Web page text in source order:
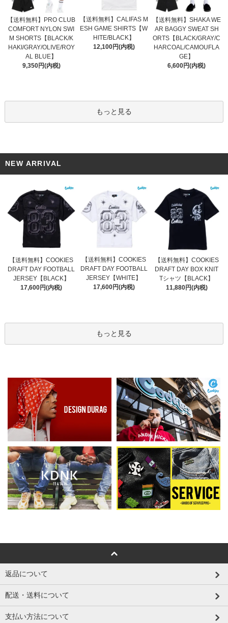
【送料無料】PRO CLUB
COMFORT NYLON SWI
M SHORTS【BLACK/K
HAKI/GRAY/OLIVE/ROY
AL BLUE】
9,350円(内税)
【送料無料】CALIFAS M
ESH GAME SHIRTS【W
HITE/BLACK】
12,100円(内税)
【送料無料】SHAKA WE
AR BAGGY SWEAT SH
ORTS【BLACK/GRAY/C
HARCOAL/CAMOUFLA
GE】
6,600円(内税)
もっと見る
NEW ARRIVAL
【送料無料】COOKIES
DRAFT DAY FOOTBALL
JERSEY【BLACK】
17,600円(内税)
【送料無料】COOKIES
DRAFT DAY FOOTBALL
JERSEY【WHITE】
17,600円(内税)
【送料無料】COOKIES
DRAFT DAY BOX KNIT
Tシャツ【BLACK】
11,880円(内税)
もっと見る
返品について
配送・送料について
支払い方法について